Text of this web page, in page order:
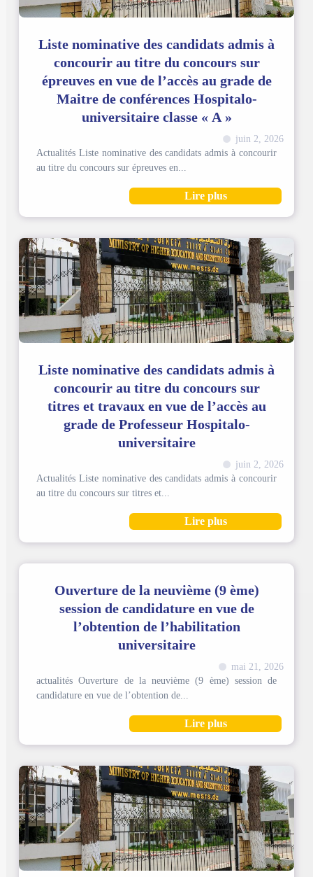
Liste nominative des candidats admis à
concourir au titre du concours sur
épreuves en vue de l’accès au grade de
Maitre de conférences Hospitalo-
universitaire classe « A »
juin 2, 2026
Actualités​ Liste nominative des candidats admis à concourir
au titre du concours sur épreuves en...
Lire plus
Liste nominative des candidats admis à
concourir au titre du concours sur
titres et travaux en vue de l’accès au
grade de Professeur Hospitalo-
universitaire
juin 2, 2026
Actualités Liste nominative des candidats admis à concourir
au titre du concours sur titres et...
Lire plus
Ouverture de la neuvième (9 ème)
session de candidature en vue de
l’obtention de l’habilitation
universitaire
mai 21, 2026
actualités Ouverture de la neuvième (9 ème) session de
candidature en vue de l’obtention de...
Lire plus